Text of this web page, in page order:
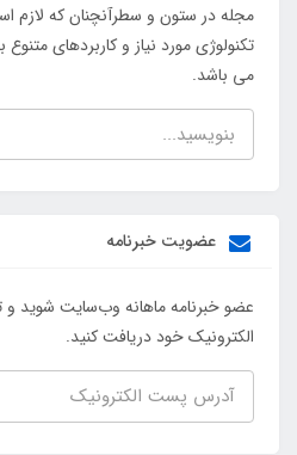
مجله در ستون و سطرآنچنان که لازم
تکنولوژی مورد نیاز و کاربردهای
می باشد.
عضویت خبرنامه
عضو خبرنامه ماهانه وب‌سایت شوید و
الکترونیک خود دریافت کنید.